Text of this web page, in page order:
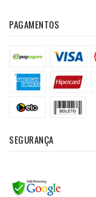
PAGAMENTOS
SEGURANÇA